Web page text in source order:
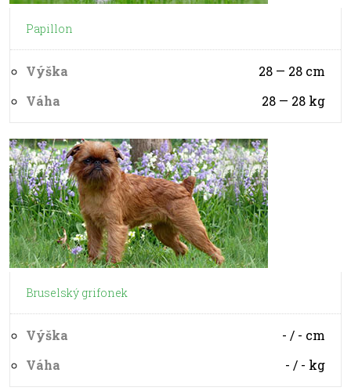
Papillon
Výška 28 — 28 cm
Váha
28 — 28 kg
Bruselský grifonek
Výška - / - cm
Váha
- / - kg